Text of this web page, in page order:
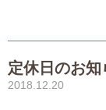
定休日のお
2018.12.20